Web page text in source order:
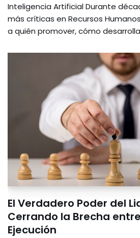
Inteligencia Artificial Durante
más críticas en Recursos
a quién promover, cómo
El Verdadero Poder del
Cerrando la Brecha
Ejecución